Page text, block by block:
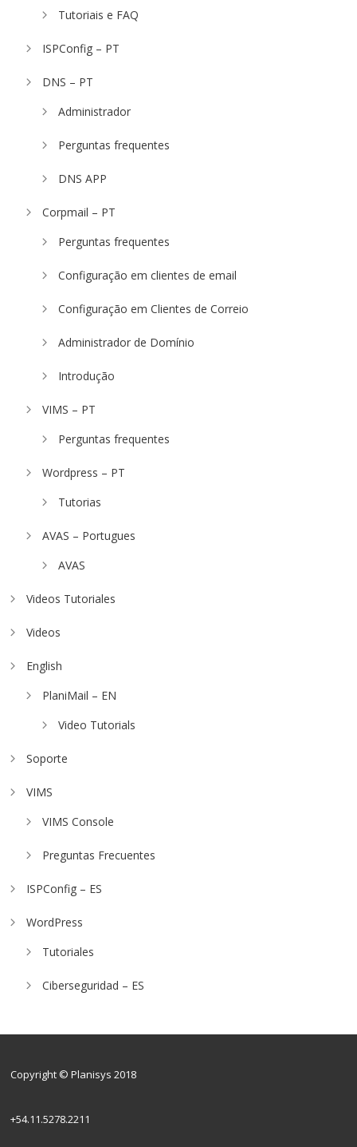
Tutoriais e FAQ
ISPConfig – PT
DNS – PT
Administrador
Perguntas frequentes
DNS APP
Corpmail – PT
Perguntas frequentes
Configuração em clientes de email
Configuração em Clientes de Correio
Administrador de Domínio
Introdução
VIMS – PT
Perguntas frequentes
Wordpress – PT
Tutorias
AVAS – Portugues
AVAS
Videos Tutoriales
Videos
English
PlaniMail – EN
Video Tutorials
Soporte
VIMS
VIMS Console
Preguntas Frecuentes
ISPConfig – ES
WordPress
Tutoriales
Ciberseguridad – ES
Copyright © Planisys 2018
+54.11.5278.2211